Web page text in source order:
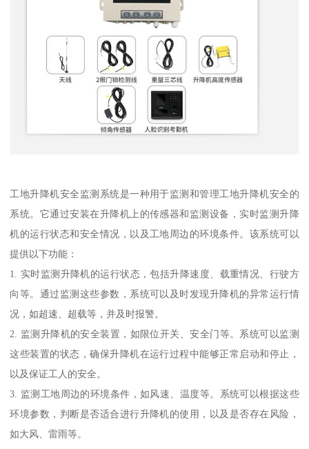
工地升降机安全监测系统是一种用于监测和管理工地升降机安全的
系统。它通过安装在升降机上的传感器和监测设备，实时监测升降
机的运行状态和安全情况，以及工地周边的环境条件。该系统可以
提供以下功能：
1. 实时监测升降机的运行状态，包括升降速度、载重情况、行驶方
向等。通过监测这些参数，系统可以及时发现升降机的异常运行情
况，如超速、超载等，并及时报警。
2. 监测升降机的安全装置，如限位开关、安全门等。系统可以监测
这些装置的状态，确保升降机在运行过程中能够正常启动和停止，
以及保证工人的安全。
3. 监测工地周边的环境条件，如风速、温度等。系统可以根据这些
环境参数，判断是否适合进行升降机的使用，以及是否存在风险，
如大风、雷雨等。